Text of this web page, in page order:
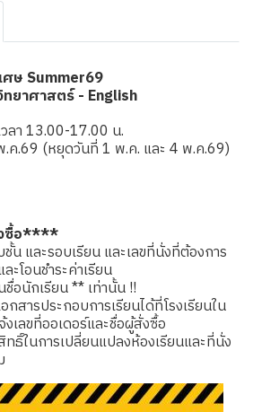
ศษ Summer69
ยาศาสตร์ - English
ลา 13.00-17.00 น.
.ค.69 (หยุดวันที่ 1 พ.ค. และ 4 พ.ค.69)
ซื้อ****
และรอบเรียน และเลขที่นั่งที่ต้องการ
โอนชำระค่าเรียน
อนักเรียน ** เท่านั้น !!
กสารประกอบการเรียนได้ที่โรงเรียนใน
เลขที่ออเดอร์และชื่อผู้สั่งซื้อ
ทธิ์ในการเปลี่ยนแปลงห้องเรียนและที่นั่ง